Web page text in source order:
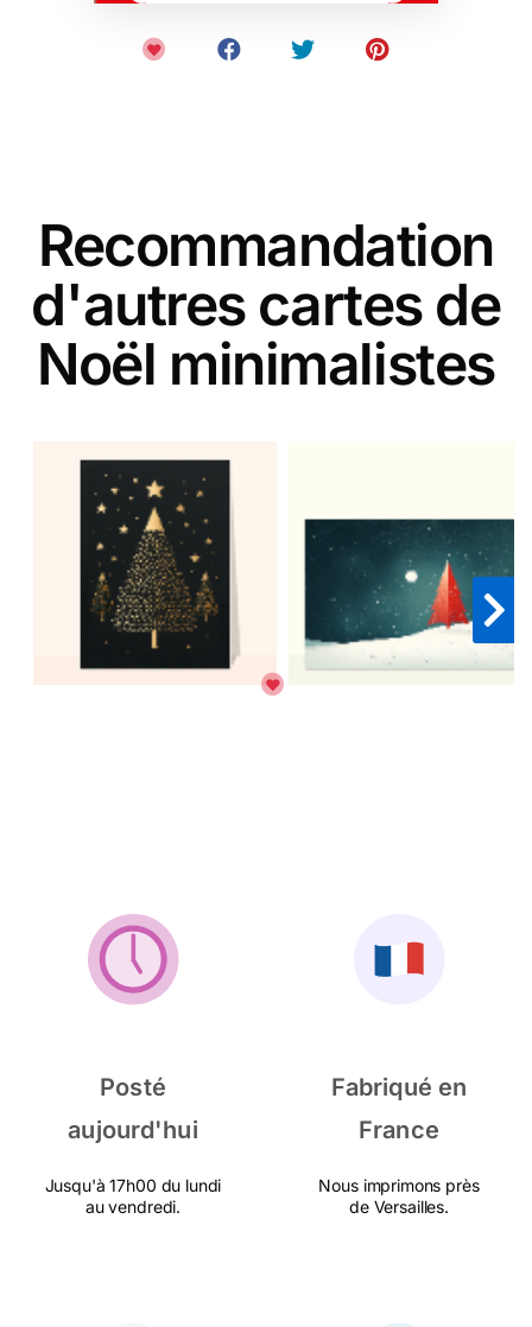
Recommandation
d'autres cartes de
Noël minimalistes
Posté
aujourd'hui
Jusqu'à 17h00 du lundi
au vendredi.
Fabriqué en
France
Nous imprimons près
de Versailles.